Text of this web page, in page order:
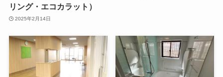
リング・エコカラット）
2025年2月14日